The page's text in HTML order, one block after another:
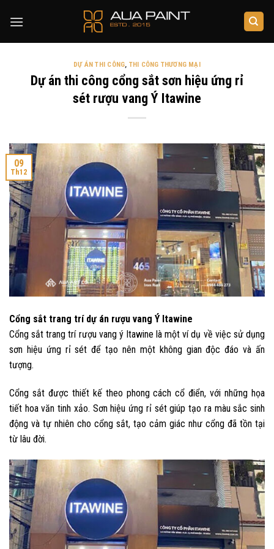
DỰ ÁN THI CÔNG, THI CÔNG THƯƠNG MẠI
Dự án thi công cổng sắt sơn hiệu ứng rỉ
sét rượu vang Ý Itawine
09
Th12
Cổng sắt trang trí dự án rượu vang Ý Itawine
Cổng sắt trang trí rượu vang ý Itawine là một ví dụ về việc sử dụng
sơn hiệu ứng rỉ sét để tạo nên một không gian độc đáo và ấn
tượng.
Cổng sắt được thiết kế theo phong cách cổ điển, với những họa
tiết hoa văn tinh xảo. Sơn hiệu ứng rỉ sét giúp tạo ra màu sắc sinh
động và tự nhiên cho cổng sắt, tạo cảm giác như cổng đã tồn tại
từ lâu đời.